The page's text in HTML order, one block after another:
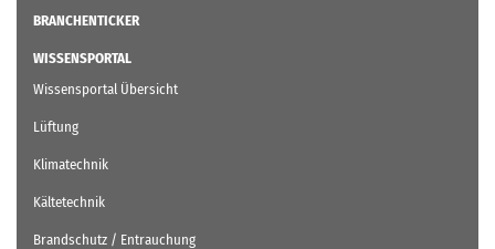
BRANCHENTICKER
WISSENSPORTAL
Wissensportal Übersicht
Lüftung
Klimatechnik
Kältetechnik
Brandschutz / Entrauchung